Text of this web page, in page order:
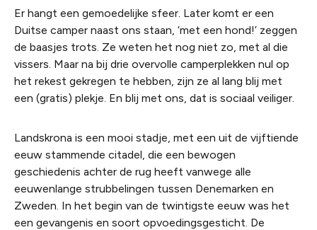
Er hangt een gemoedelijke sfeer. Later komt er een
Duitse camper naast ons staan, ‘met een hond!’ zeggen
de baasjes trots. Ze weten het nog niet zo, met al die
vissers. Maar na bij drie overvolle camperplekken nul op
het rekest gekregen te hebben, zijn ze al lang blij met
een (gratis) plekje. En blij met ons, dat is sociaal veiliger.
Landskrona is een mooi stadje, met een uit de vijftiende
eeuw stammende citadel, die een bewogen
geschiedenis achter de rug heeft vanwege alle
eeuwenlange strubbelingen tussen Denemarken en
Zweden. In het begin van de twintigste eeuw was het
een gevangenis en soort opvoedingsgesticht. De